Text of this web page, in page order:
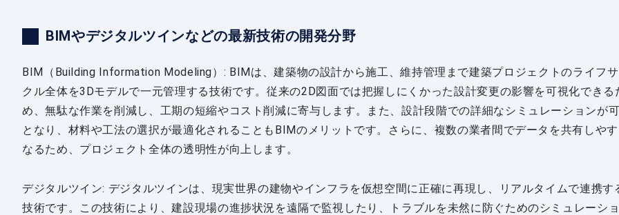
BIMやデジタルツインなどの最新技術の開発分野
BIM（Building Information Modeling）: BIMは、建築物の設計から施工、維持管理まで建築プロジェクトのライフサ
クル全体を3Dモデルで一元管理する技術です。従来の2D図面では把握しにくかった設計変更の影響を可視化できる
め、無駄な作業を削減し、工期の短縮やコスト削減に寄与します。また、設計段階での詳細なシミュレーションが
となり、材料や工法の選択が最適化されることもBIMのメリットです。さらに、複数の業者間でデータを共有しやす
なるため、プロジェクト全体の透明性が向上します。
デジタルツイン: デジタルツインは、現実世界の建物やインフラを仮想空間に正確に再現し、リアルタイムで連携す
技術です。この技術により、建設現場の進捗状況を遠隔で監視したり、トラブルを未然に防ぐためのシミュレーシ